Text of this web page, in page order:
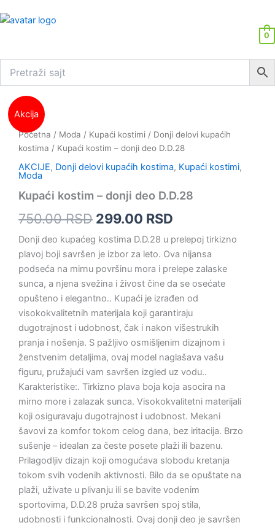
0
Akcija
Početna / Moda / Kupaći kostimi / Donji delovi kupaćih
kostima / Kupaći kostim – donji deo D.D.28
AKCIJE, Donji delovi kupaćih kostima, Kupaći kostimi,
Moda
Kupaći kostim – donji deo D.D.28
750.00RSD
cena
je
bila:
750.00 RSD.
299.00 RSD
cena
je:
299.00 RSD.
Donji deo kupaćeg kostima D.D.28 u prelepoj tirkizno
plavoj boji savršen je izbor za leto. Ova nijansa
podseća na mirnu površinu mora i prelepe zalaske
sunca, a njena svežina i živost čine da se osećate
opušteno i elegantno.. Kupaći je izrađen od
visokokvalitetnih materijala koji garantiraju
dugotrajnost i udobnost, čak i nakon višestrukih
pranja i nošenja. S pažljivo osmišljenim dizajnom i
ženstvenim detaljima, ovaj model naglašava vašu
figuru, pružajući vam savršen izgled uz vodu..
Karakteristike:. Tirkizno plava boja koja asocira na
mirno more i zalazak sunca. Visokokvalitetni materijali
koji osiguravaju dugotrajnost i udobnost. Mekani
šavovi za komfor tokom celog dana, bez iritacija. Brzo
sušenje – idealan za česte posete plaži ili bazenu.
Prilagodljiv dizajn koji omogućava slobodu kretanja
tokom svih vodenih aktivnosti. Bilo da se opuštate na
plaži, uživate u plivanju ili se bavite vodenim
sportovima, D.D.28 pruža savršen spoj stila,
udobnosti i funkcionalnosti. Ovaj donji deo je savršen
-
donji
deo
D.D.28